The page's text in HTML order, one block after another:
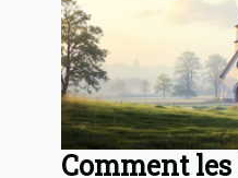
Comment